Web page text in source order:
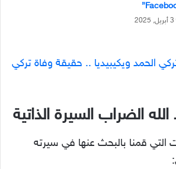
3 أبريل, 2025
الحمد ويكيبيديا .. حقيقة وفاة تركي
الله الضراب السيرة الذاتية
التي قمنا بالبحث عنها في سيرته